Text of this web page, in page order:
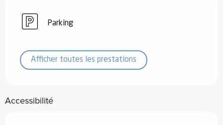
Parking
Afficher toutes les prestations
Accessibilité